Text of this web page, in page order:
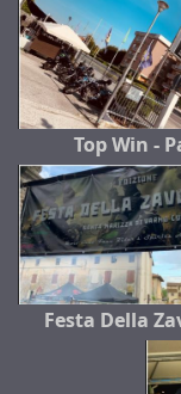
Top Win -
Festa Della